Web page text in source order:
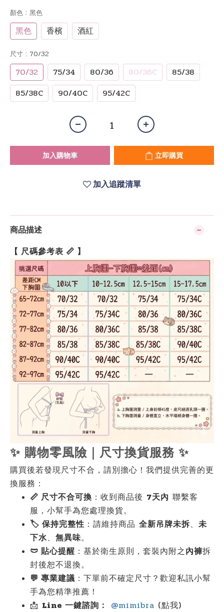
顏色 : 黑色
黑色 香檳 酒紅
尺寸 : 70/32
70/32 75/34 80/36 80/36C
85/38
85/38C
90/40C 95/42C
加入購物車 立即購買
加入追蹤清單
商品描述
【 尺碼參考表 📏 】
✨ 購物零風險｜尺寸換貨服務 ✨
購買後若發現尺寸不合，請別擔心！我們提供完善的更
換服務：
📏 尺寸不合可換 ：收到商品後 7天內 聯繫客
服，小幫手為您處理換貨。
🏷️ 保持完整性 ：請維持商品 全新吊牌未拆、 未
下水、 無異味。
🩲 貼心提醒 ：基於衛生原則，套裝內附之內褲拆
封後恕不退換。
💬 專業建議 ：下單前不確定尺寸？歡迎私訊小幫
手為您精準推薦！
📩 Line 一鍵諮詢： @mimibra (點我)